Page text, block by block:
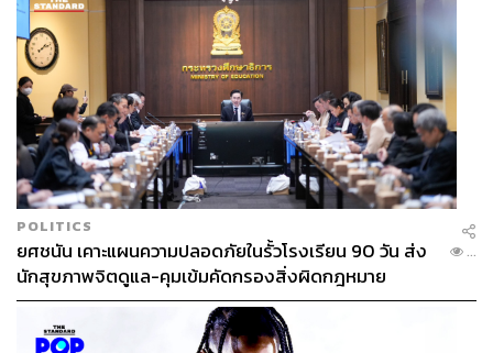
POLITICS
ยศชนัน เคาะแผนความปลอดภัยในรั้วโรงเรียน 90 วัน ส่ง
นักสุขภาพจิตดูแล-คุมเข้มคัดกรองสิ่งผิดกฎหมาย
...